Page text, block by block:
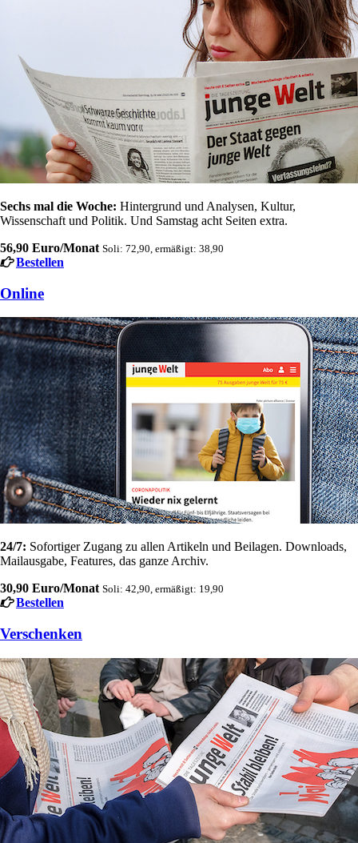
Sechs mal die Woche: Hintergrund und Analysen, Kultur,
Wissenschaft und Politik. Und Samstag acht Seiten extra.
56,90 Euro/Monat Soli: 72,90, ermäßigt: 38,90
Bestellen
Online
24/7: Sofortiger Zugang zu allen Artikeln und Beilagen. Downloads,
Mailausgabe, Features, das ganze Archiv.
30,90 Euro/Monat Soli: 42,90, ermäßigt: 19,90
Bestellen
Verschenken